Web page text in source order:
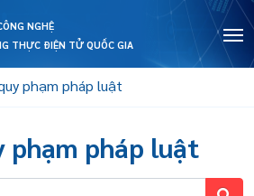
NGHỆ
THỰC ĐIỆN TỬ QUỐC GIA
phạm pháp luật
phạm pháp luật